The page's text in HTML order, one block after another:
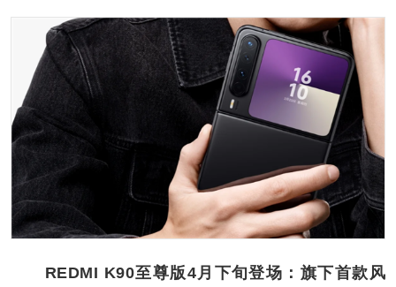
REDMI K90至尊版4月下旬登场：旗下首款风